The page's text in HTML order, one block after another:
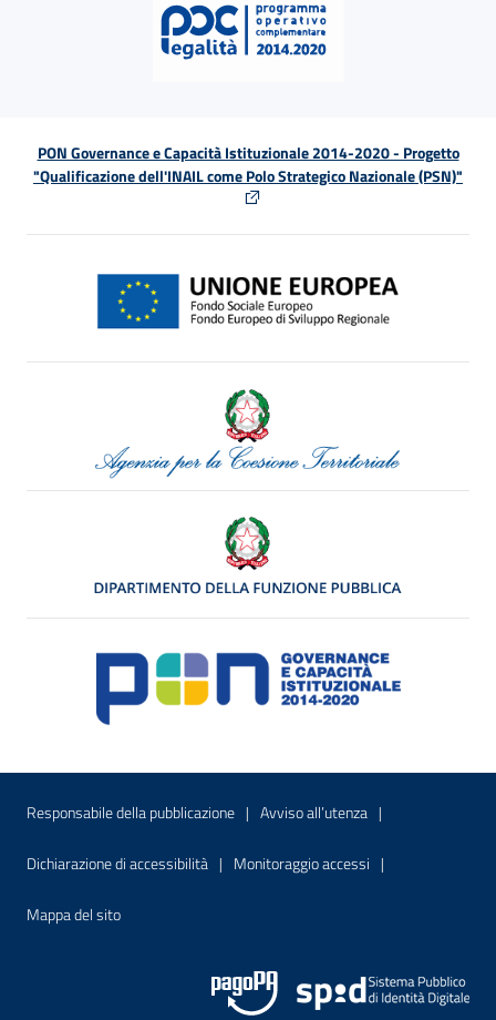
PON Governance e Capacità Istituzionale 2014-2020 - Progetto
"Qualificazione dell'INAIL come Polo Strategico Nazionale (PSN)"
Menu di servizio
Responsabile della pubblicazione Sito interno - Apre in una nuova
Avviso all’utenza Sito interno -
Dichiarazione di accessibilità Sito interno - Apre in una nuova finestra
Monitoraggio accessi Sito interno -
Mappa del sitoSito interno - Apre nella stessa finestra